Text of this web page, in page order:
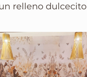
relleno dulcecito